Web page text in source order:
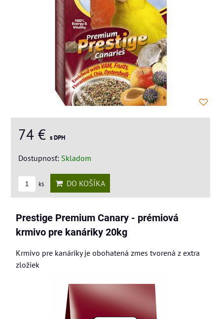
74 € s DPH
Dostupnosť: Skladom
ks DO KOŠÍKA
Prestige Premium Canary - prémiová
krmivo pre kanáriky 20kg
Krmivo pre kanáriky je obohatená zmes tvorená z extra
zložiek